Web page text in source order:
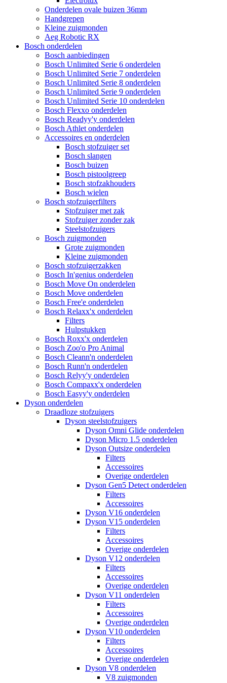
Onderdelen ovale buizen 36mm
Handgrepen
Kleine zuigmonden
Aeg Robotic RX
Bosch onderdelen
Bosch aanbiedingen
Bosch Unlimited Serie 6 onderdelen
Bosch Unlimited Serie 7 onderdelen
Bosch Unlimited Serie 8 onderdelen
Bosch Unlimited Serie 9 onderdelen
Bosch Unlimited Serie 10 onderdelen
Bosch Flexxo onderdelen
Bosch Readyy'y onderdelen
Bosch Athlet onderdelen
Accessoires en onderdelen
Bosch stofzuiger set
Bosch slangen
Bosch buizen
Bosch pistoolgreep
Bosch stofzakhouders
Bosch wielen
Bosch stofzuigerfilters
Stofzuiger met zak
Stofzuiger zonder zak
Steelstofzuigers
Bosch zuigmonden
Grote zuigmonden
Kleine zuigmonden
Bosch stofzuigerzakken
Bosch In'genius onderdelen
Bosch Move On onderdelen
Bosch Move onderdelen
Bosch Free'e onderdelen
Bosch Relaxx'x onderdelen
Filters
Hulpstukken
Bosch Roxx'x onderdelen
Bosch Zoo'o Pro Animal
Bosch Cleann'n onderdelen
Bosch Runn'n onderdelen
Bosch Relyy'y onderdelen
Bosch Compaxx'x onderdelen
Bosch Easyy'y onderdelen
Dyson onderdelen
Draadloze stofzuigers
Dyson steelstofzuigers
Dyson Omni Glide onderdelen
Dyson Micro 1.5 onderdelen
Dyson Outsize onderdelen
Filters
Accessoires
Overige onderdelen
Dyson Gen5 Detect onderdelen
Filters
Accessoires
Dyson V16 onderdelen
Dyson V15 onderdelen
Filters
Accessoires
Overige onderdelen
Dyson V12 onderdelen
Filters
Accessoires
Overige onderdelen
Dyson V11 onderdelen
Filters
Accessoires
Overige onderdelen
Dyson V10 onderdelen
Filters
Accessoires
Overige onderdelen
Dyson V8 onderdelen
V8 zuigmonden